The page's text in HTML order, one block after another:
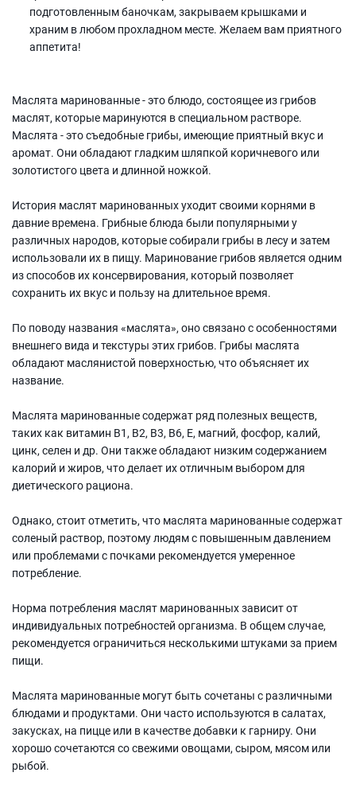
подготовленным баночкам, закрываем крышками и
храним в любом прохладном месте. Желаем вам приятного
аппетита!
Маслята маринованные - это блюдо, состоящее из грибов
маслят, которые маринуются в специальном растворе.
Маслята - это съедобные грибы, имеющие приятный вкус и
аромат. Они обладают гладким шляпкой коричневого или
золотистого цвета и длинной ножкой.
История маслят маринованных уходит своими корнями в
давние времена. Грибные блюда были популярными у
различных народов, которые собирали грибы в лесу и затем
использовали их в пищу. Маринование грибов является одним
из способов их консервирования, который позволяет
сохранить их вкус и пользу на длительное время.
По поводу названия «маслята», оно связано с особенностями
внешнего вида и текстуры этих грибов. Грибы маслята
обладают маслянистой поверхностью, что объясняет их
название.
Маслята маринованные содержат ряд полезных веществ,
таких как витамин В1, В2, В3, В6, Е, магний, фосфор, калий,
цинк, селен и др. Они также обладают низким содержанием
калорий и жиров, что делает их отличным выбором для
диетического рациона.
Однако, стоит отметить, что маслята маринованные содержат
соленый раствор, поэтому людям с повышенным давлением
или проблемами с почками рекомендуется умеренное
потребление.
Норма потребления маслят маринованных зависит от
индивидуальных потребностей организма. В общем случае,
рекомендуется ограничиться несколькими штуками за прием
пищи.
Маслята маринованные могут быть сочетаны с различными
блюдами и продуктами. Они часто используются в салатах,
закусках, на пицце или в качестве добавки к гарниру. Они
хорошо сочетаются со свежими овощами, сыром, мясом или
рыбой.